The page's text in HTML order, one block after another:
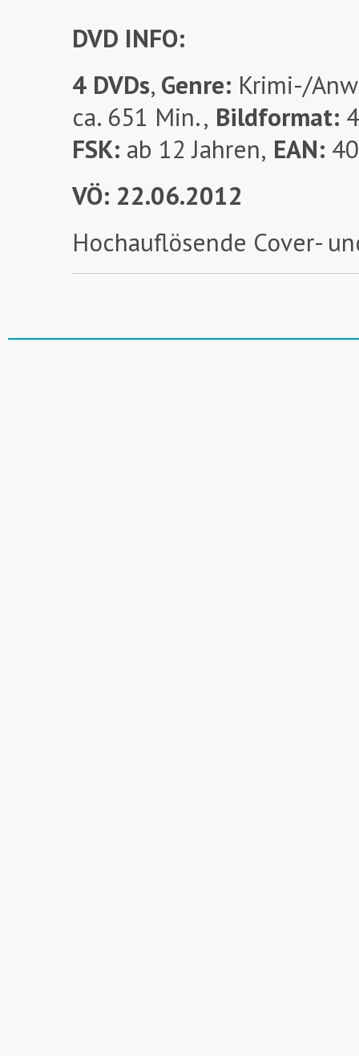
DVD INFO:
4 DVDs, Genre: Krimi-/
ca. 651 Min., Bildformat:
FSK: ab 12 Jahren, EAN:
VÖ: 22.06.2012
Hochauflösende Cover-